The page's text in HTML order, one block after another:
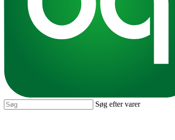
Søg efter varer